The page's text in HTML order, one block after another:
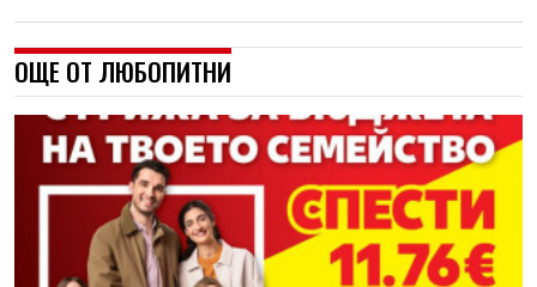
ОЩЕ ОТ ЛЮБОПИТНИ